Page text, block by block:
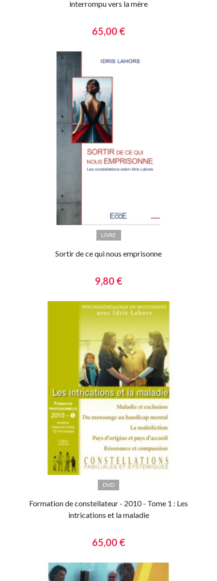
interrompu vers la mère
65,00 €
LIVRE
Sortir de ce qui nous emprisonne
9,80 €
DVD
Formation de constellateur - 2010 - Tome 1 : Les
intrications et la maladie
65,00 €